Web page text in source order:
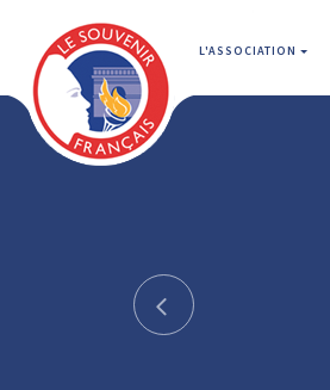
L'ASSOCIATION